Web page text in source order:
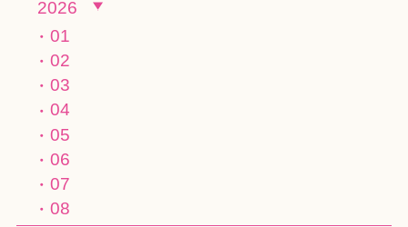
2026
01
02
03
04
05
06
07
08